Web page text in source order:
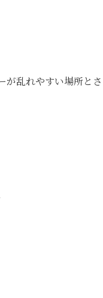
が乱れやすい場所とさ